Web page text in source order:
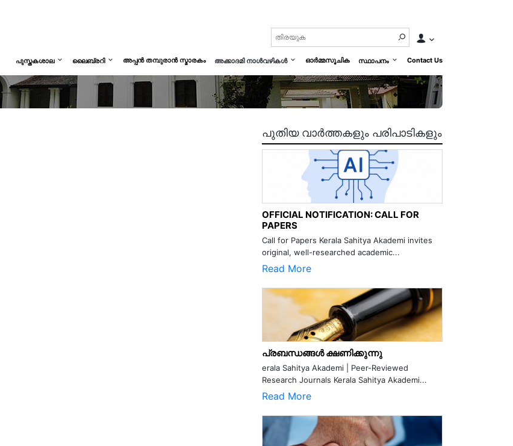
പുസ്തകശാല ലൈബ്രറി അപ്പൻ തമ്പുരാൻ സ്മാരകം അക്കാദമി നാൾവഴികൾ ഓർമ്മസൂചിക സ്ഥാപനം Contact Us
പുതിയ വാർത്തകളും പരിപാടികളും
OFFICIAL NOTIFICATION: CALL FOR
PAPERS
Call for Papers Kerala Sahitya Akademi invites
original, well-researched academic...
Read More
പ്രബന്ധങ്ങൾ ക്ഷണിക്കുന്നു
erala Sahitya Akademi | Peer-Reviewed
Research Journals Kerala Sahitya Akademi...
Read More